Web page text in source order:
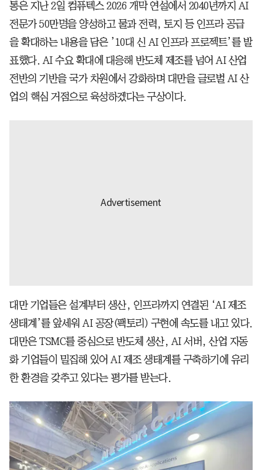
통은 지난 2일 컴퓨텍스 2026 개막 연설에서 2040년까지 AI
전문가 50만명을 양성하고 물과 전력, 토지 등 인프라 공급
을 확대하는 내용을 담은 ’10대 신 AI 인프라 프로젝트’를 발
표했다. AI 수요 확대에 대응해 반도체 제조를 넘어 AI 산업
전반의 기반을 국가 차원에서 강화하며 대만을 글로벌 AI 산
업의 핵심 거점으로 육성하겠다는 구상이다.
대만 기업들은 설계부터 생산, 인프라까지 연결된 ‘AI 제조
생태계’를 앞세워 AI 공장(팩토리) 구현에 속도를 내고 있다.
대만은 TSMC를 중심으로 반도체 생산, AI 서버, 산업 자동
화 기업들이 밀집해 있어 AI 제조 생태계를 구축하기에 유리
한 환경을 갖추고 있다는 평가를 받는다.